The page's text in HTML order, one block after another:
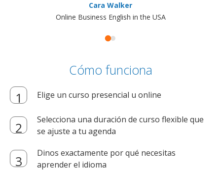
Cara Walker
Online Business English in the USA
Cómo funciona
Elige un curso presencial u online
Selecciona una duración de curso flexible que
se ajuste a tu agenda
Dinos exactamente por qué necesitas
aprender el idioma